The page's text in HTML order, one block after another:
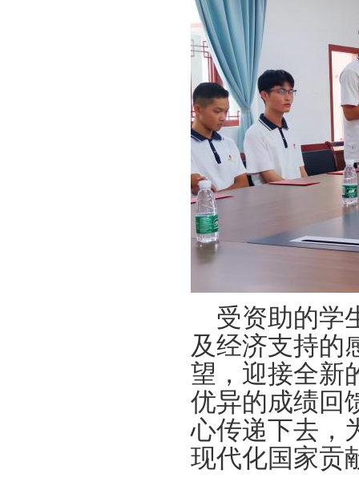
受资助的学
及经济支持的
望，迎接全新
优异的成绩回
心传递下去，
现代化国家贡